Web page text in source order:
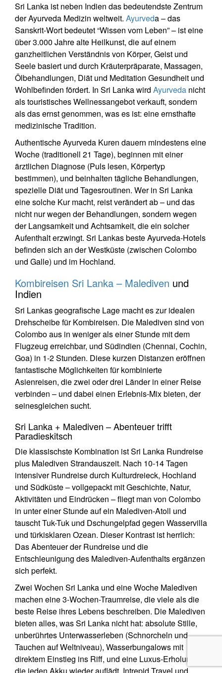
Sri Lanka ist neben Indien das bedeutendste Zentrum
der Ayurveda Medizin weltweit. Ayurveda – das
Sanskrit-Wort bedeutet “Wissen vom Leben” – ist eine
über 3.000 Jahre alte Heilkunst, die auf einem
ganzheitlichen Verständnis von Körper, Geist und
Seele basiert und durch Kräuterpräparate, Massagen,
Ölbehandlungen, Diät und Meditation Gesundheit und
Wohlbefinden fördert. In Sri Lanka wird Ayurveda nicht
als touristisches Wellnessangebot verkauft, sondern
als das ernst genommen, was es ist: eine ernsthafte
medizinische Tradition.
Authentische Ayurveda Kuren dauern mindestens eine
Woche (traditionell 21 Tage), beginnen mit einer
ärztlichen Diagnose (Puls lesen, Körpertyp
bestimmen), und beinhalten tägliche Behandlungen,
spezielle Diät und Tagesroutinen. Wer in Sri Lanka
eine solche Kur macht, reist verändert ab – und das
nicht nur wegen der Behandlungen, sondern wegen
der Langsamkeit und Achtsamkeit, die ein solcher
Aufenthalt erzwingt. Sri Lankas beste Ayurveda-Hotels
befinden sich an der Westküste (zwischen Colombo
und Galle) und im Hochland.
Kombireisen Sri Lanka – Malediven und
Indien
Sri Lankas geografische Lage macht es zur idealen
Drehscheibe für Kombireisen. Die Malediven sind von
Colombo aus in weniger als einer Stunde mit dem
Flugzeug erreichbar, und Südindien (Chennai, Cochin,
Goa) in 1-2 Stunden. Diese kurzen Distanzen eröffnen
fantastische Möglichkeiten für kombinierte
Asienreisen, die zwei oder drei Länder in einer Reise
verbinden – und dabei einen Erlebnis-Mix bieten, der
seinesgleichen sucht.
Sri Lanka + Malediven – Abenteuer trifft
Paradieskitsch
Die klassischste Kombination ist Sri Lanka Rundreise
plus Malediven Strandauszeit. Nach 10-14 Tagen
intensiver Rundreise durch Kulturdreieck, Hochland
und Südküste – vollgepackt mit Geschichte, Natur,
Aktivitäten und Eindrücken – fliegt man von Colombo
in unter einer Stunde auf ein Malediven-Atoll und
tauscht Tuk-Tuk und Dschungelpfad gegen Wasservilla
und türkisklaren Ozean. Dieser Kontrast ist herrlich:
Das Abenteuer der Rundreise und die
Entschleunigung des Malediven-Aufenthalts ergänzen
sich perfekt.
Zwei Wochen Sri Lanka und eine Woche Malediven
machen eine 3-Wochen-Traumreise, die viele als die
beste Reise ihres Lebens beschreiben. Die Malediven
bieten alles, was Sri Lanka nicht hat: absolute Stille,
unberührtes Unterwasserleben (Schnorcheln und
Tauchen auf Weltniveau), Wasserbungalows mit
direktem Einstieg ins Riff, und eine Luxus-Erholung,